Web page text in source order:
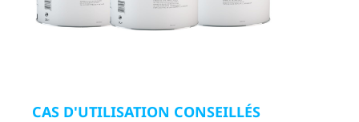
CAS D'UTILISATION CONSEILLÉS